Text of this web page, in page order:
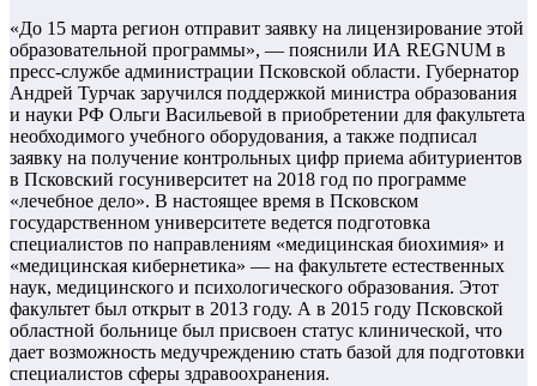
«До 15 марта регион отправит заявку на лицензирование этой
образовательной программы», — пояснили ИА REGNUM в
пресс-службе администрации Псковской области. Губернатор
Андрей Турчак заручился поддержкой министра образования
и науки РФ Ольги Васильевой в приобретении для факультета
необходимого учебного оборудования, а также подписал
заявку на получение контрольных цифр приема абитуриентов
в Псковский госуниверситет на 2018 год по программе
«лечебное дело». В настоящее время в Псковском
государственном университете ведется подготовка
специалистов по направлениям «медицинская биохимия» и
«медицинская кибернетика» — на факультете естественных
наук, медицинского и психологического образования. Этот
факультет был открыт в 2013 году. А в 2015 году Псковской
областной больнице был присвоен статус клинической, что
дает возможность медучреждению стать базой для подготовки
специалистов сферы здравоохранения.